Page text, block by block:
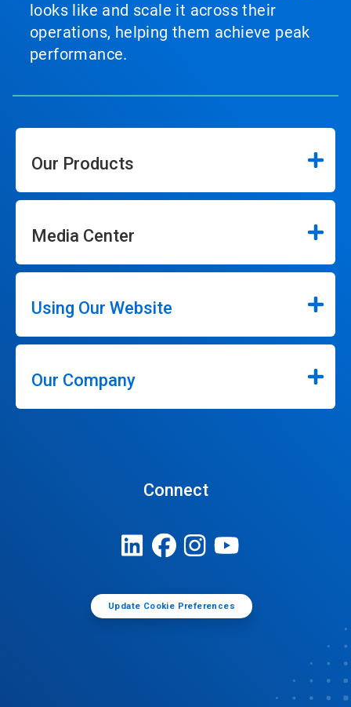
looks like and scale it across their
operations, helping them achieve peak
performance.
Our Products
Media Center
Using Our Website
Our Company
Connect
Update Cookie Preferences